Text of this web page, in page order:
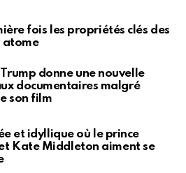
fois les propriétés clés des
atome
donne une nouvelle
documentaires malgré
son film
et idyllique où le prince
Kate Middleton aiment se